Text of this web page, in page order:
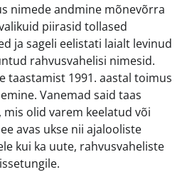
nimede andmine mõnevõrra
piirasid tollased
ja sageli eelistati laialt levinud
rahvusvahelisi nimesid.
taastamist 1991. aastal toimus
Vanemad said taas
olid varem keelatud või
avas ukse nii ajalooliste
kui ka uute, rahvusvaheliste